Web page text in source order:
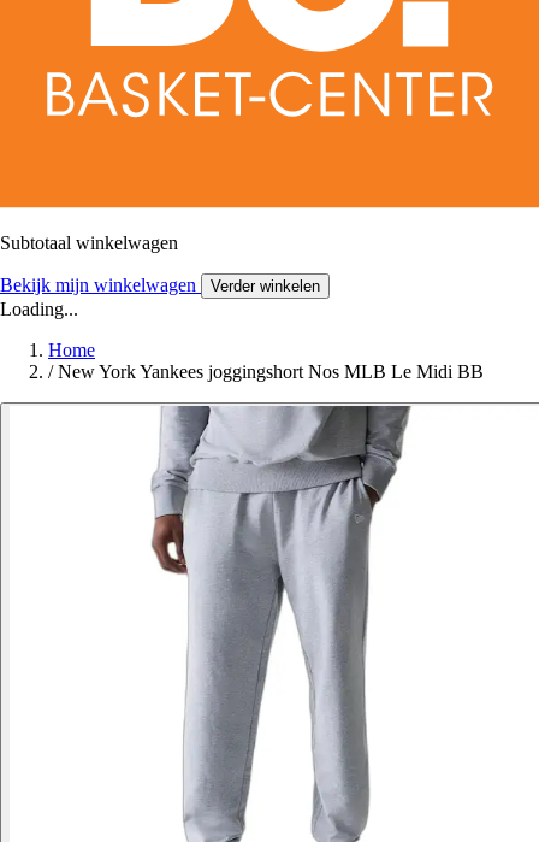
Subtotaal winkelwagen
Bekijk mijn winkelwagen Verder winkelen
Loading...
Home
/ New York Yankees joggingshort Nos MLB Le Midi BB